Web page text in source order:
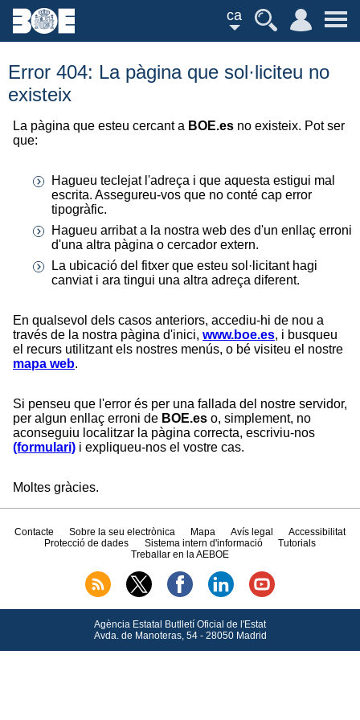
ca
Error 404: La pàgina que sol·liciteu no
existeix
La pàgina que esteu cercant a BOE.es no existeix. Pot ser
que:
Hagueu teclejat l'adreça i que aquesta estigui mal
escrita. Assegureu-vos que no conté cap error
tipogràfic.
Hagueu arribat a la nostra web des d'un enllaç erroni
d'una altra pàgina o cercador extern.
La ubicació del fitxer que esteu sol·licitant hagi
canviat i ara tingui una altra adreça diferent.
En qualsevol dels casos anteriors, accediu-hi de nou a
través de la nostra pàgina d'inici, www.boe.es, i busqueu
el recurs utilitzant els nostres menús, o bé visiteu el nostre
mapa web.
Si penseu que l'error és per una fallada del nostre servidor,
per algun enllaç erroni de BOE.es o, simplement, no
aconseguiu localitzar la pàgina correcta, escriviu-nos
(formulari) i expliqueu-nos el vostre cas.
Moltes gràcies.
Contacte Sobre la seu electrònica Mapa Avís legal
Accessibilitat
Protecció de dades
Sistema intern d'informació
Tutorials
Treballar en la AEBOE
Agència Estatal Butlletí Oficial de l'Estat
Avda.de Manoteras, 54 - 28050 Madrid